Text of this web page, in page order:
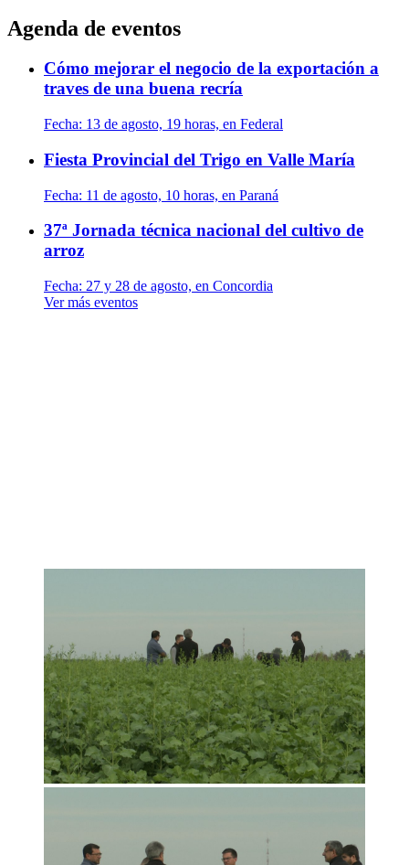
Agenda de eventos
Cómo mejorar el negocio de la exportación a
traves de una buena recría
Fecha: 13 de agosto, 19 horas, en Federal
Fiesta Provincial del Trigo en Valle María
Fecha: 11 de agosto, 10 horas, en Paraná
37ª Jornada técnica nacional del cultivo de
arroz
Fecha: 27 y 28 de agosto, en Concordia
Ver más eventos